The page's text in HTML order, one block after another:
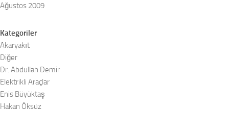
Ağustos 2009
Kategoriler
Akaryakıt
Diğer
Dr. Abdullah Demir
Elektrikli Araçlar
Enis Büyüktaş
Hakan Öksüz